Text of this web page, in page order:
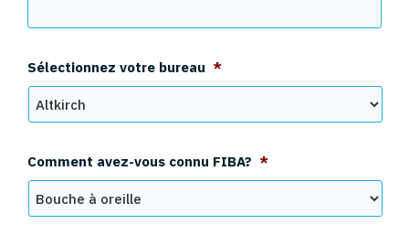
Sélectionnez votre bureau *
Comment avez-vous connu FIBA? *